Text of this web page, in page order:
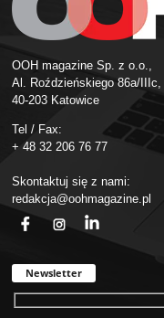
OOH magazine Sp. z o.o.,
Al. Roździeńskiego 86a/IIIc,
40-203 Katowice
Tel / Fax:
+ 48 32 206 76 77
Skontaktuj się z nami:
redakcja@oohmagazine.pl
Newsletter